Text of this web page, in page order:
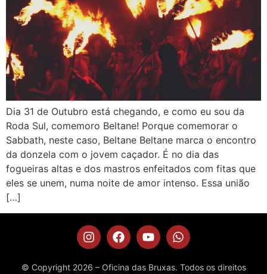
Dia 31 de Outubro está chegando, e como eu sou da
Roda Sul, comemoro Beltane! Porque comemorar o
Sabbath, neste caso, Beltane Beltane marca o encontro
da donzela com o jovem caçador. É no dia das
fogueiras altas e dos mastros enfeitados com fitas que
eles se unem, numa noite de amor intenso. Essa união
[…]
© Copyright 2026 – Oficina das Bruxas. Todos os direitos